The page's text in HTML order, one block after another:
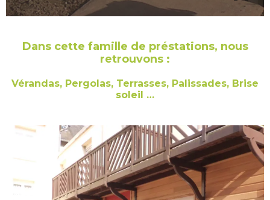
Dans cette famille de préstations, nous
retrouvons :
Vérandas, Pergolas, Terrasses, Palissades, Brise
soleil …